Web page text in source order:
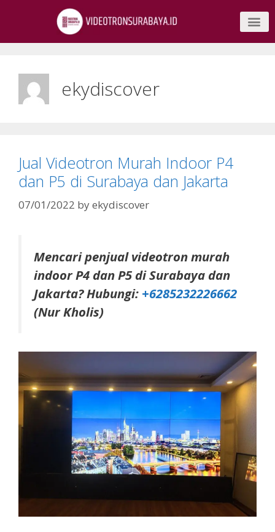
ekydiscover
Jual Videotron Murah Indoor P4
dan P5 di Surabaya dan Jakarta
07/01/2022 byekydiscover
Mencari penjual videotron murah
indoor P4 dan P5 di Surabaya dan
Jakarta? Hubungi: +6285232226662
(Nur Kholis)